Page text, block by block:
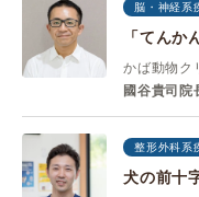
脳・神経系
「てんか
かば動物ク
國谷貴司院
整形外科系
犬の前十